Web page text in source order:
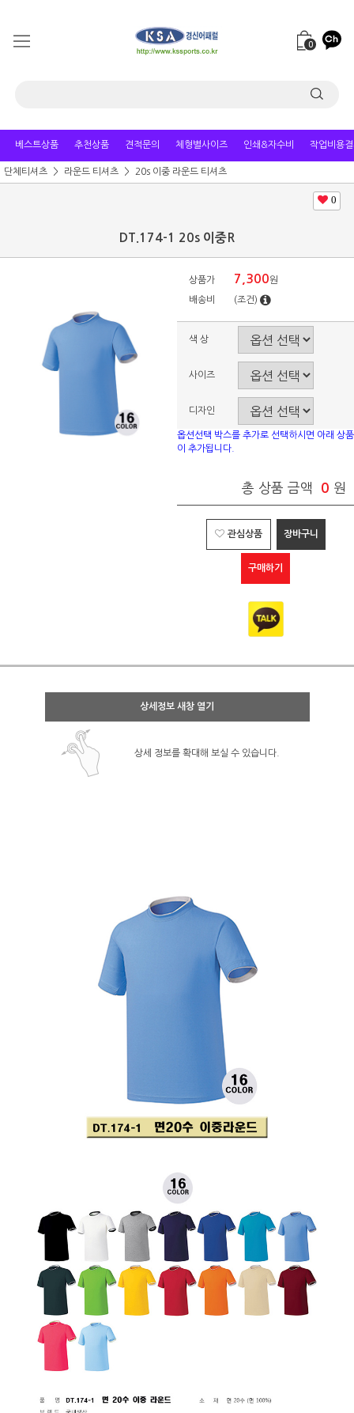
0
베스트상품 추천상품 견적문의 체형별사이즈 인쇄&자수비 작업비용
단체티셔츠 라운드 티셔츠 20s 이중 라운드 티셔츠
0
DT.174-1 20s 이중R
상품가 7,300원
배송비 (조건)
색 상
사이즈
디자인
옵션선택 박스를 추가로 선택하시면 아래 상품
이 추가됩니다.
총 상품 금액 0 원
관심상품 장바구니
구매하기
상세정보 새창 열기
상세 정보를 확대해 보실 수 있습니다.